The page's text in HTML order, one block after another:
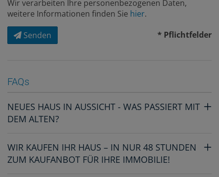
Wir verarbeiten Ihre personenbezogenen Daten,
weitere Informationen finden Sie hier.
Senden
* Pflichtfelder
FAQs
NEUES HAUS IN AUSSICHT - WAS PASSIERT MIT
DEM ALTEN?
WIR KAUFEN IHR HAUS – IN NUR 48 STUNDEN
ZUM KAUFANBOT FÜR IHRE IMMOBILIE!